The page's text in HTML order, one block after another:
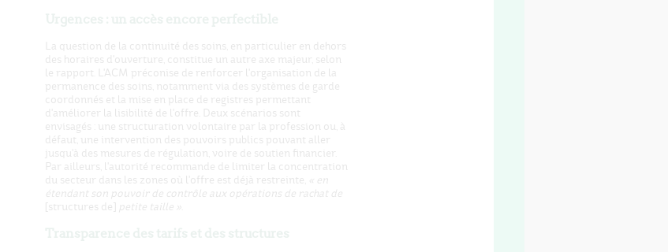
La question de la continuité des soins, en particulier en dehors
des horaires d'ouverture, constitue un autre axe majeur, selon
le rapport. L'ACM préconise de renforcer l'organisation de la
permanence des soins, notamment via des systèmes de garde
coordonnés et la mise en place de registres permettant
d'améliorer la lisibilité de l'offre. Deux scénarios sont
envisagés : une structuration volontaire par la profession ou, à
défaut, une intervention des pouvoirs publics pouvant aller
jusqu'à des mesures de régulation, voire de soutien financier.
Par ailleurs, l'autorité recommande de limiter la concentration
du secteur dans les zones où l'offre est déjà restreinte,
« en
étendant son pouvoir de contrôle aux opérations de rachat de
[structures de] petite taille ».